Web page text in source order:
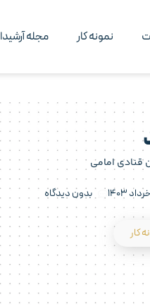
نمونه کار مجله آرشیدا
قنادی امامی
بدون دیدگاه
کار